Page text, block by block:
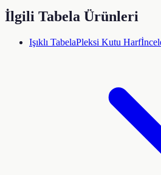
İlgili Tabela Ürünleri
Işıklı TabelaPleksi Kutu Harf